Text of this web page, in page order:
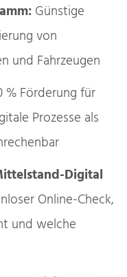
Günstige
von
und Fahrzeugen
% Förderung für
Prozesse als
Digital
Online-Check,
und welche